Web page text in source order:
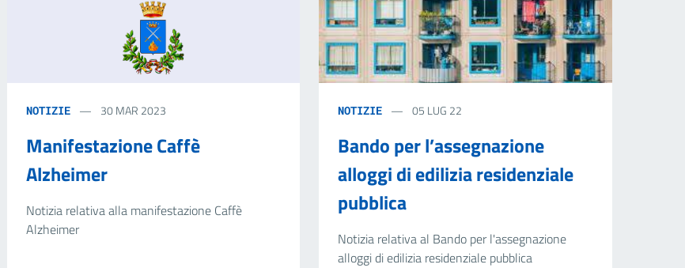
NOTIZIE 30 MAR 2023
Manifestazione Caffè
Alzheimer
Notizia relativa alla manifestazione Caffè
Alzheimer
NOTIZIE 05 LUG 22
Bando per l’assegnazione
alloggi di edilizia residenziale
pubblica
Notizia relativa al Bando per l'assegnazione
alloggi di edilizia residenziale pubblica